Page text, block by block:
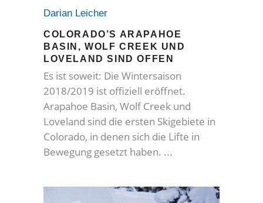
Darian Leicher
COLORADO’S ARAPAHOE
BASIN, WOLF CREEK UND
LOVELAND SIND OFFEN
Es ist soweit: Die Wintersaison
2018/2019 ist offiziell eröffnet.
Arapahoe Basin, Wolf Creek und
Loveland sind die ersten Skigebiete in
Colorado, in denen sich die Lifte in
Bewegung gesetzt haben.